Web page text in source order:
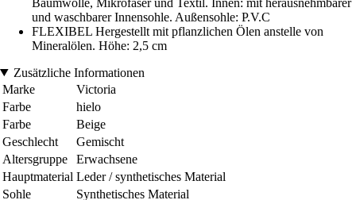
Baumwolle, Mikrofaser und Textil. Innen: mit herausnehmbarer
und waschbarer Innensohle. Außensohle: P.V.C
FLEXIBEL Hergestellt mit pflanzlichen Ölen anstelle von
Mineralölen. Höhe: 2,5 cm
Zusätzliche Informationen
Marke
Victoria
Farbe
hielo
Farbe
Beige
Geschlecht
Gemischt
Altersgruppe
Erwachsene
Hauptmaterial Leder / synthetisches Material
Sohle
Synthetisches Material